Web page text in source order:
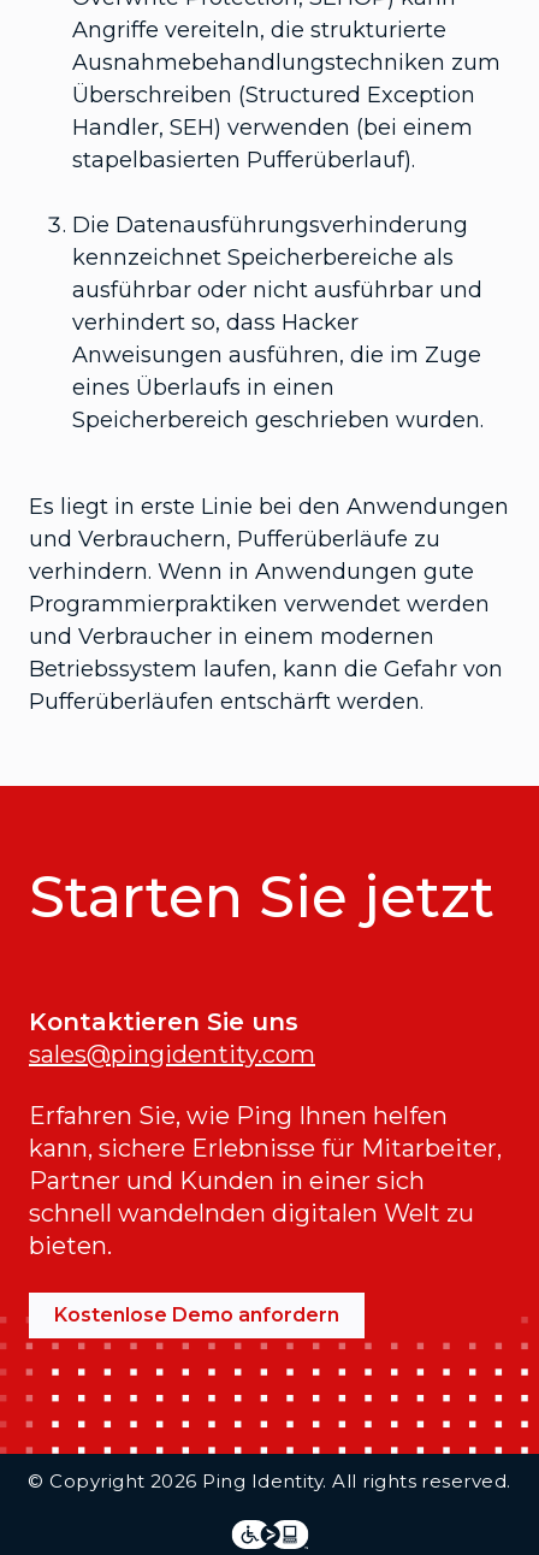
Angriffe vereiteln, die strukturierte
Ausnahmebehandlungstechniken zum
Überschreiben (Structured Exception
Handler, SEH) verwenden (bei einem
stapelbasierten Pufferüberlauf).
Die Datenausführungsverhinderung
kennzeichnet Speicherbereiche als
ausführbar oder nicht ausführbar und
verhindert so, dass Hacker
Anweisungen ausführen, die im Zuge
eines Überlaufs in einen
Speicherbereich geschrieben wurden.
Es liegt in erste Linie bei den Anwendungen
und Verbrauchern, Pufferüberläufe zu
verhindern. Wenn in Anwendungen gute
Programmierpraktiken verwendet werden
und Verbraucher in einem modernen
Betriebssystem laufen, kann die Gefahr von
Pufferüberläufen entschärft werden.
Starten Sie jetzt
Kontaktieren Sie uns
sales@pingidentity.com
Erfahren Sie, wie Ping Ihnen helfen
kann, sichere Erlebnisse für Mitarbeiter,
Partner und Kunden in einer sich
schnell wandelnden digitalen Welt zu
bieten.
Kostenlose Demo anfordern
© Copyright 2026 Ping Identity. All rights reserved.